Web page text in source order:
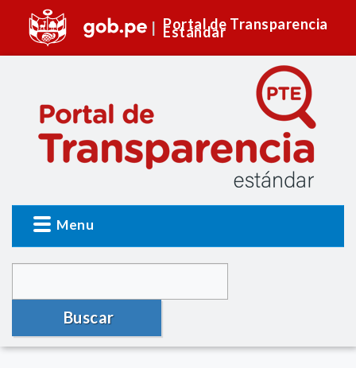
Portal de Transparencia
Estándar
Menu
Buscar